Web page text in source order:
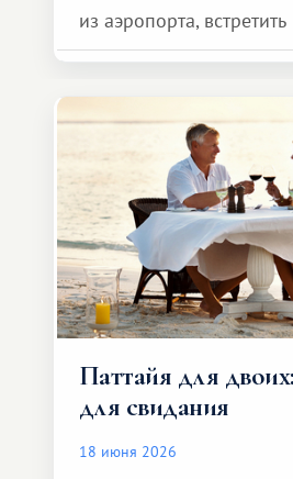
из аэропорта, встретить
представителя
и спокойно доехать до
Паттайя для
для свидания
18 июня 2026